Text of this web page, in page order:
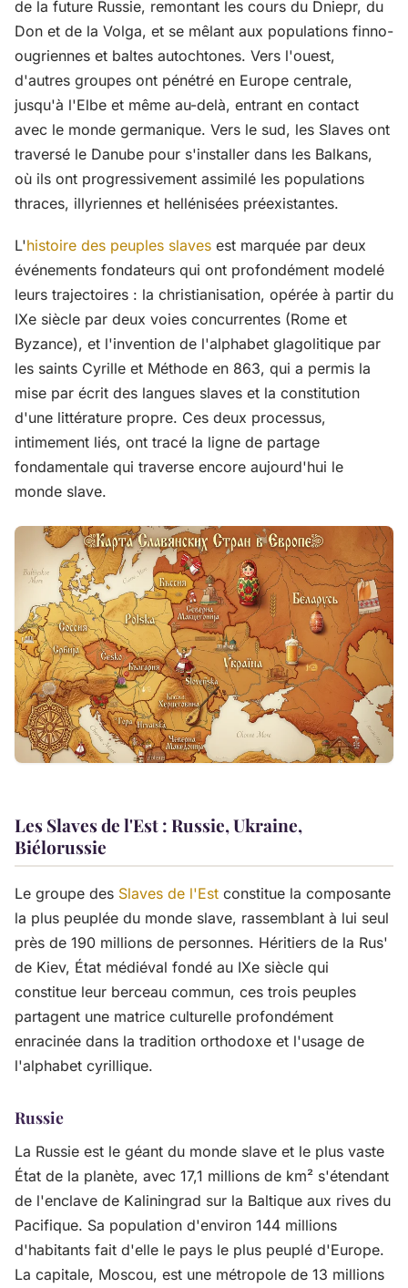
de la future Russie, remontant les cours du Dniepr, du
Don et de la Volga, et se mêlant aux populations finno-
ougriennes et baltes autochtones. Vers l'ouest,
d'autres groupes ont pénétré en Europe centrale,
jusqu'à l'Elbe et même au-delà, entrant en contact
avec le monde germanique. Vers le sud, les Slaves ont
traversé le Danube pour s'installer dans les Balkans,
où ils ont progressivement assimilé les populations
thraces, illyriennes et hellénisées préexistantes.
L'histoire des peuples slaves est marquée par deux
événements fondateurs qui ont profondément modelé
leurs trajectoires : la christianisation, opérée à partir du
IXe siècle par deux voies concurrentes (Rome et
Byzance), et l'invention de l'alphabet glagolitique par
les saints Cyrille et Méthode en 863, qui a permis la
mise par écrit des langues slaves et la constitution
d'une littérature propre. Ces deux processus,
intimement liés, ont tracé la ligne de partage
fondamentale qui traverse encore aujourd'hui le
monde slave.
Les Slaves de l'Est : Russie, Ukraine,
Biélorussie
Le groupe des Slaves de l'Est constitue la composante
la plus peuplée du monde slave, rassemblant à lui seul
près de 190 millions de personnes. Héritiers de la Rus'
de Kiev, État médiéval fondé au IXe siècle qui
constitue leur berceau commun, ces trois peuples
partagent une matrice culturelle profondément
enracinée dans la tradition orthodoxe et l'usage de
l'alphabet cyrillique.
Russie
La Russie est le géant du monde slave et le plus vaste
État de la planète, avec 17,1 millions de km² s'étendant
de l'enclave de Kaliningrad sur la Baltique aux rives du
Pacifique. Sa population d'environ 144 millions
d'habitants fait d'elle le pays le plus peuplé d'Europe.
La capitale, Moscou, est une métropole de 13 millions